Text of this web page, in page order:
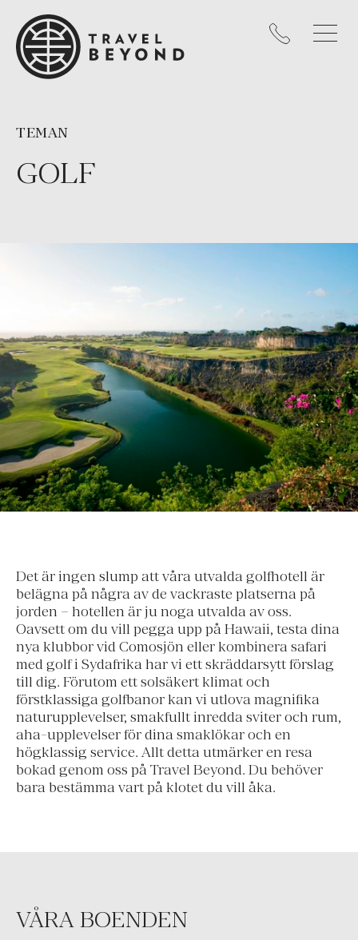
GOLF
TEMAN
Det är ingen slump att våra utvalda golfhotell är
belägna på några av de vackraste platserna på
jorden – hotellen är ju noga utvalda av oss.
Oavsett om du vill pegga upp på Hawaii, testa dina
nya klubbor vid Comosjön eller kombinera safari
med golf i Sydafrika har vi ett skräddarsytt förslag
till dig. Förutom ett solsäkert klimat och
förstklassiga golfbanor kan vi utlova magnifika
naturupplevelser, smakfullt inredda sviter och rum,
aha-upplevelser för dina smaklökar och en
högklassig service. Allt detta utmärker en resa
bokad genom oss på Travel Beyond. Du behöver
bara bestämma vart på klotet du vill åka.
VÅRA BOENDEN